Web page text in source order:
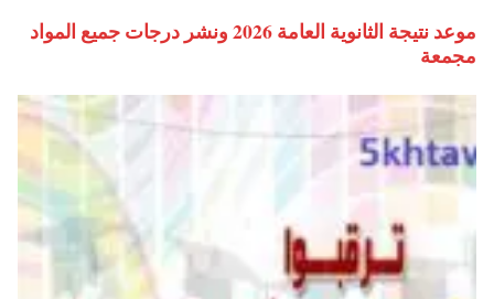
موعد نتيجة الثانوية العامة 2026 ونشر درجات جميع المواد
مجمعة